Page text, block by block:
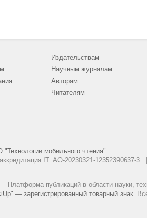
мобильного чтения"
аккредитация IT: АО-20230321-
Платформа публикаций в области науки,
— зарегистрированный товарный знак.
Издательствам
Научным журналам
Авторам
Читателям